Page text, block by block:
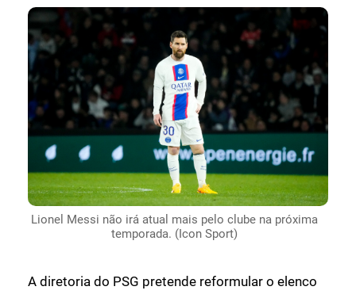
Lionel Messi não irá atual mais pelo clube na próxima
temporada. (Icon Sport)
A diretoria do PSG pretende reformular o elenco